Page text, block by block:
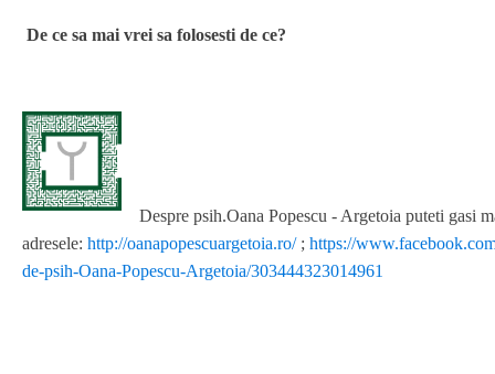
De ce sa mai vrei sa folosesti de ce?
Despre psih.Oana Popescu - Argetoia puteti gasi
adresele: http://oanapopescuargetoia.ro/; https://
de-psih-Oana-Popescu-Argetoia/303444323014961